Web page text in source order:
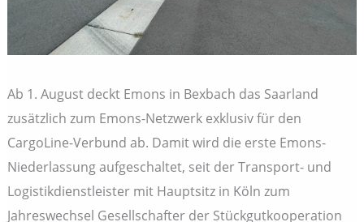
Ab 1. August deckt Emons in Bexbach das Saarland
zusätzlich zum Emons-Netzwerk exklusiv für den
CargoLine-Verbund ab. Damit wird die erste Emons-
Niederlassung aufgeschaltet, seit der Transport- und
Logistikdienstleister mit Hauptsitz in Köln zum
Jahreswechsel Gesellschafter der Stückgutkooperation